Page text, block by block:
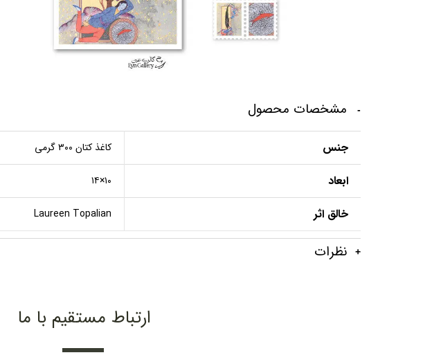
مشخصات محصول
جنس کاغذ کتان ۳۰۰ گرمی
ابعاد ۱۰×۱۴
خالق اثر Laureen Topalian
نظرات
ارتباط مستقیم با ما